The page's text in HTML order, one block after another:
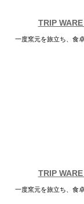
TRIP
一度窯元を旅立ち、食
TRIP
一度窯元を旅立ち、食